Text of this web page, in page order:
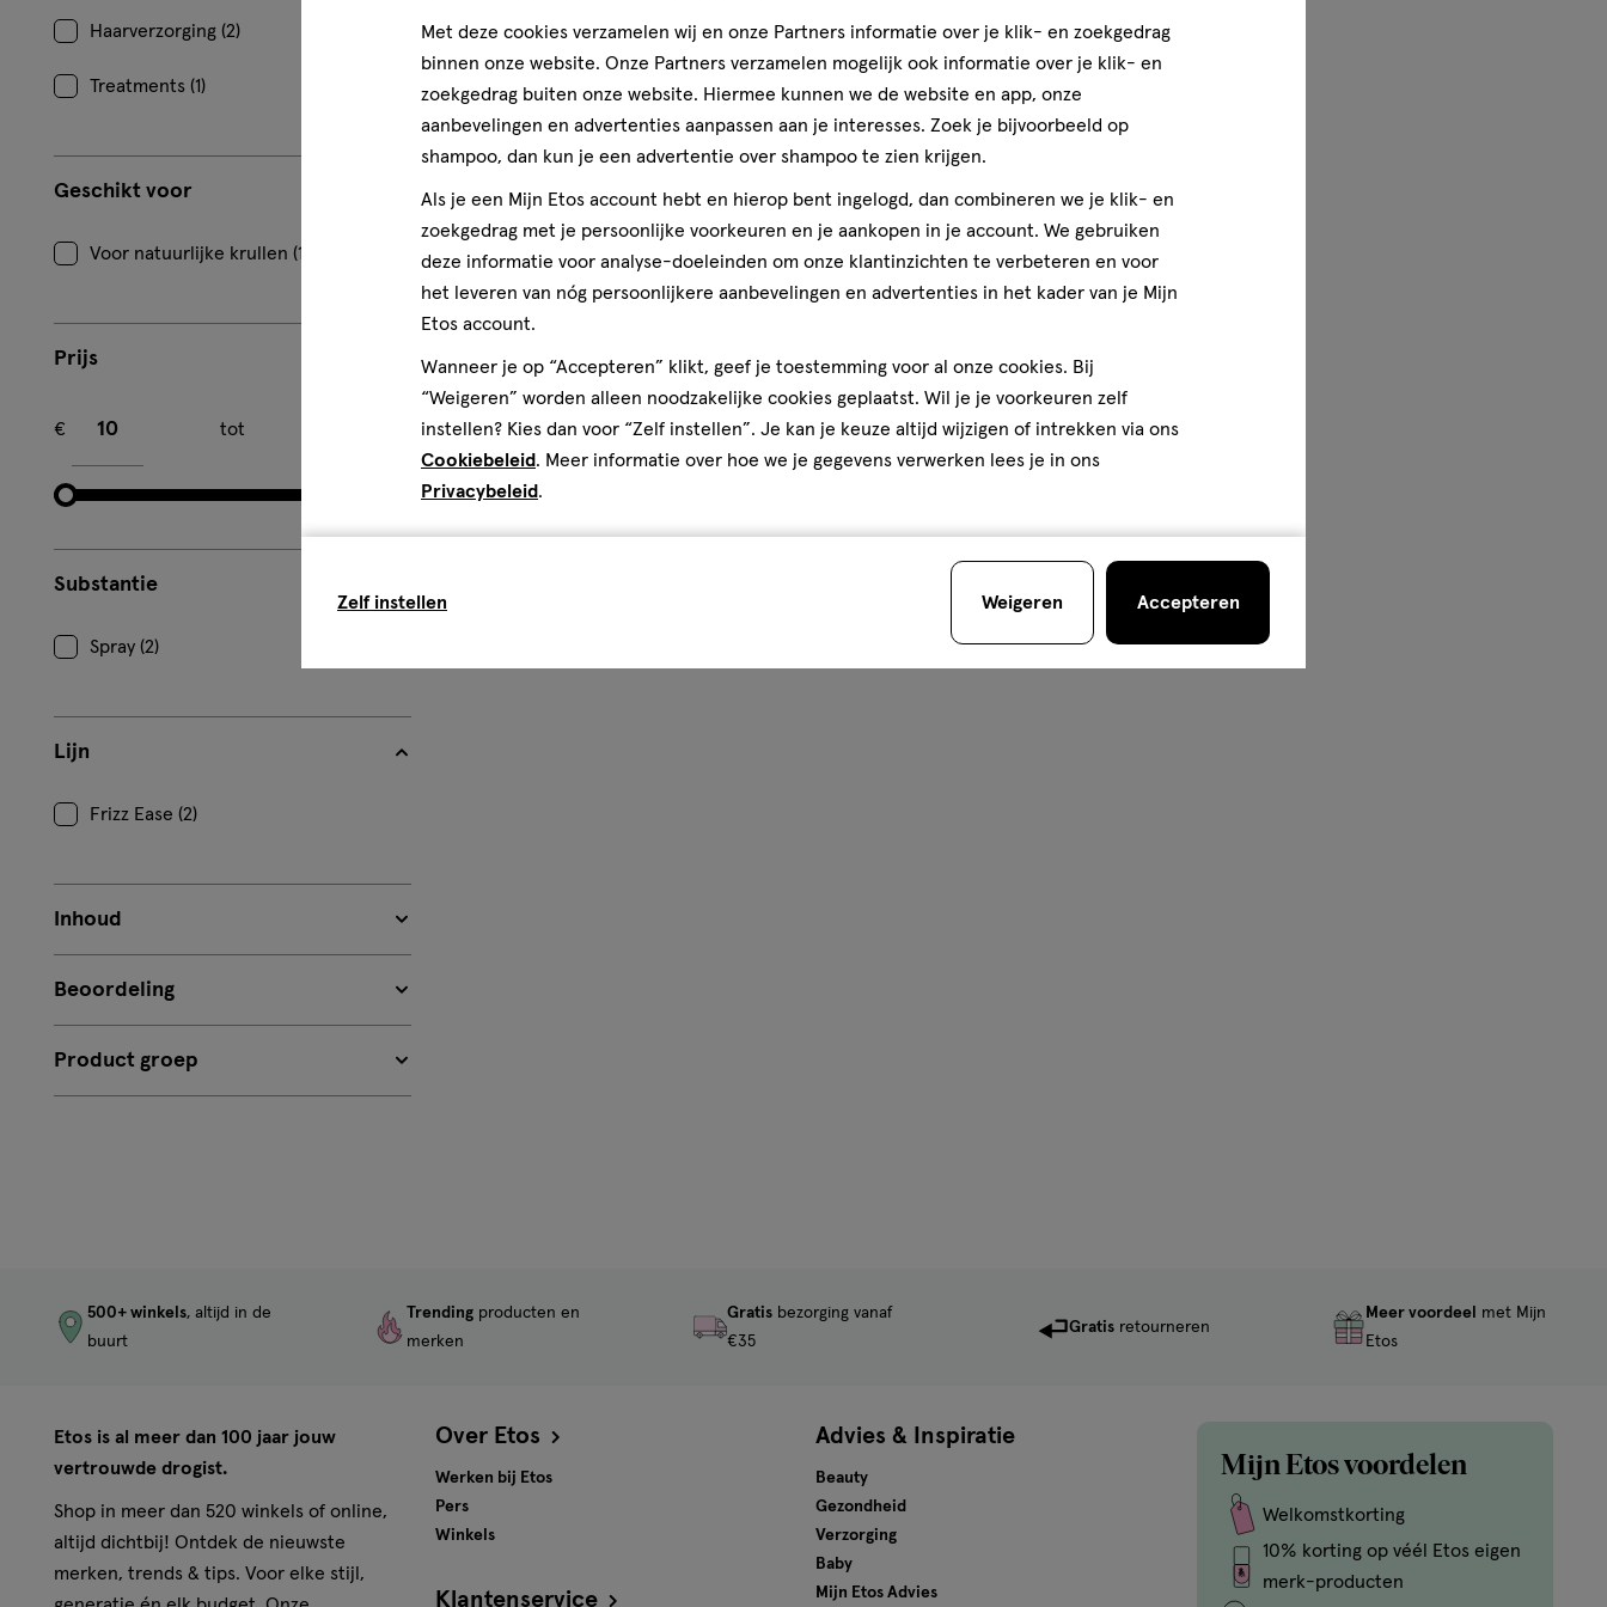
Haarverzorging (2)
Treatments (1)
Geschikt voor
Voor natuurlijke krullen (1)
Prijs
€
tot
Substantie
Spray (2)
Lijn
Frizz Ease (2)
Inhoud
Beoordeling
Product groep
500+ winkels, altijd in de
buurt
Trending producten en
merken
Gratisbezorging vanaf
€35
Gratis retourneren
Meer voordeel
met Mijn
Etos
Etos is al meer dan 100 jaar jouw
vertrouwde drogist.
Shop in meer dan 520 winkels of online,
altijd dichtbij! Ontdek de nieuwste
merken, trends & tips. Voor elke stijl,
Over Etos
Werken bij Etos
Pers
Winkels
Klantenservice
Advies & Inspiratie
Beauty
Gezondheid
Verzorging
Baby
Mijn Etos Advies
Mijn Etos voordelen
Welkomstkorting
10% korting op véél Etos eigen
merk-producten
Met deze cookies verzamelen wij en onze Partners informatie over je klik- en zoekgedrag
binnen onze website. Onze Partners verzamelen mogelijk ook informatie over je klik- en
zoekgedrag buiten onze website. Hiermee kunnen we de website en app, onze
aanbevelingen en advertenties aanpassen aan je interesses. Zoek je bijvoorbeeld op
shampoo, dan kun je een advertentie over shampoo te zien krijgen.
Als je een Mijn Etos account hebt en hierop bent ingelogd, dan combineren we je klik- en
zoekgedrag met je persoonlijke voorkeuren en je aankopen in je account. We gebruiken
deze informatie voor analyse-doeleinden om onze klantinzichten te verbeteren en voor
het leveren van nóg persoonlijkere aanbevelingen en advertenties in het kader van je Mijn
Etos account.
Wanneer je op “Accepteren” klikt, geef je toestemming voor al onze cookies. Bij
“Weigeren” worden alleen noodzakelijke cookies geplaatst. Wil je je voorkeuren zelf
instellen? Kies dan voor “Zelf instellen”. Je kan je keuze altijd wijzigen of intrekken via ons
Cookiebeleid. Meer informatie over hoe we je gegevens verwerken lees je in ons
Privacybeleid.
Zelf instellen Weigeren Accepteren